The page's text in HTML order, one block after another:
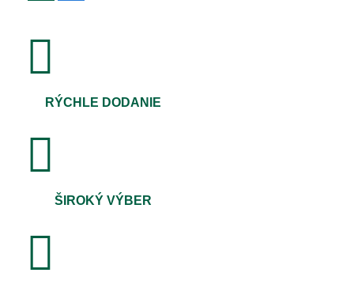
RÝCHLE DODANIE
ŠIROKÝ VÝBER